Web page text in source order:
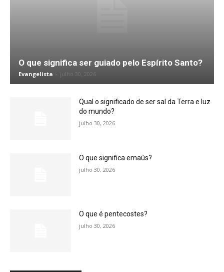
O que significa ser guiado pelo Espírito Santo?
Evangelista - julho 30, 2026
Qual o significado de ser sal da Terra e luz
do mundo?
julho 30, 2026
O que significa emaús?
julho 30, 2026
O que é pentecostes?
julho 30, 2026